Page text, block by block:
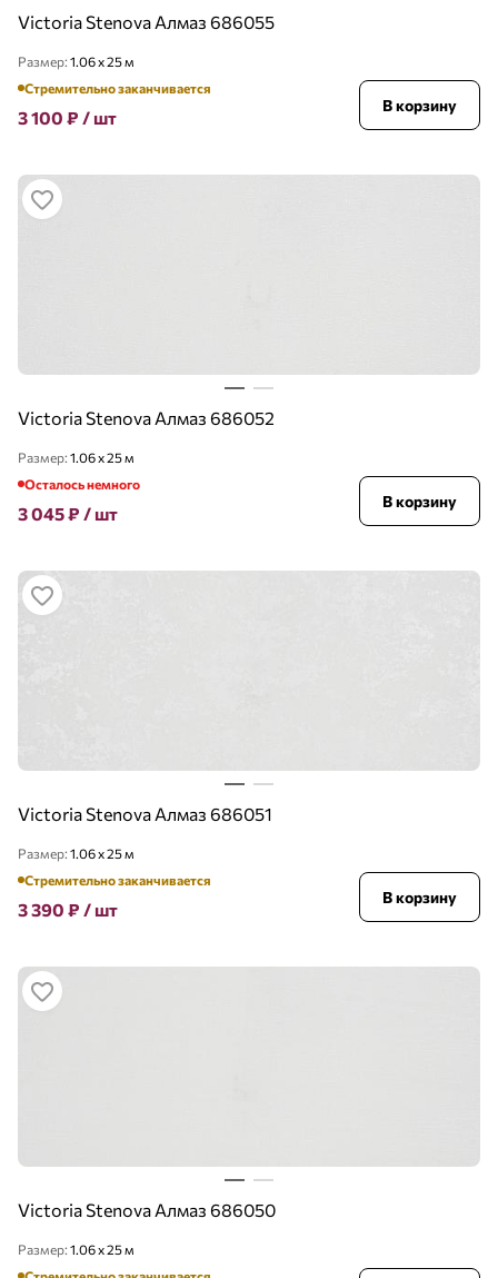
Victoria Stenova Алмаз 686055
Размер: 1.06 x 25 м
Стремительно заканчивается
3 100 ₽ / шт
В корзину
Victoria Stenova Алмаз 686052
Размер: 1.06 x 25 м
Осталось немного
3 045₽ / шт
В корзину
Victoria Stenova Алмаз 686051
Размер: 1.06 x 25 м
Стремительно заканчивается
3 390 ₽ / шт
В корзину
Victoria Stenova Алмаз 686050
Размер: 1.06 x 25 м